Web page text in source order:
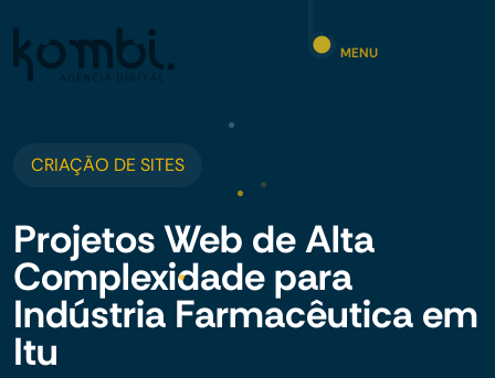
MENU
CRIAÇÃO DE SITES
Projetos Web de Alta
Complexidade para
Indústria Farmacêutica em
Itu